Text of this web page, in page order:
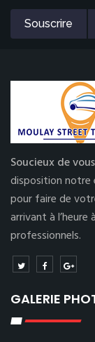
Souscrire
Soucieux de
disposition notre
pour faire de
arrivant à
professionnels.
GALERIE